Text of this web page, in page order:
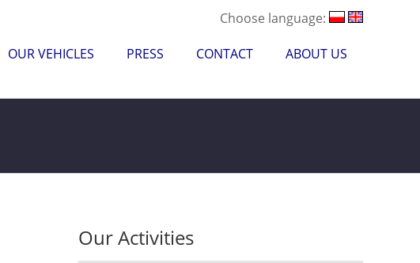
Choose language:
OUR VEHICLES PRESS CONTACT ABOUT US
Our Activities